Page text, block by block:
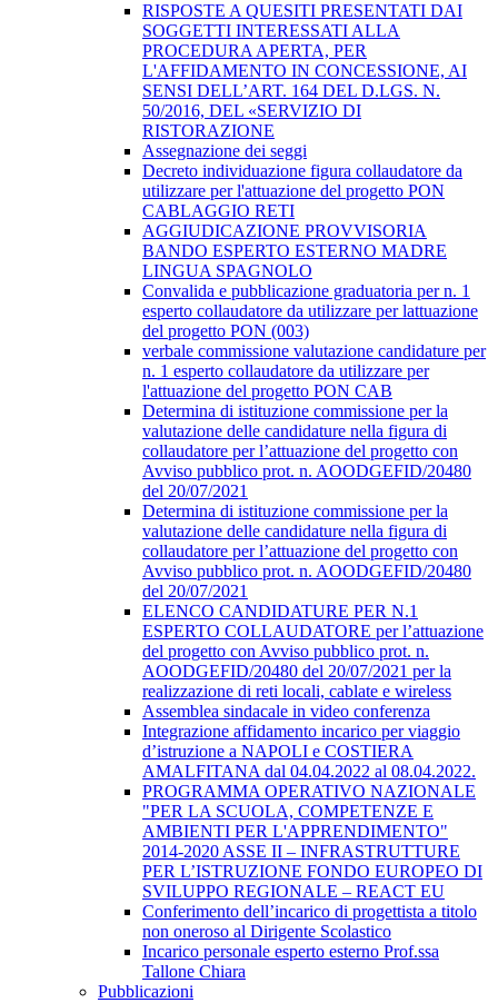
RISPOSTE A QUESITI PRESENTATI DAI
SOGGETTI INTERESSATI ALLA
PROCEDURA APERTA, PER
L'AFFIDAMENTO IN CONCESSIONE, AI
SENSI DELL’ART. 164 DEL D.LGS. N.
50/2016, DEL «SERVIZIO DI
RISTORAZIONE
Assegnazione dei seggi
Decreto individuazione figura collaudatore da
utilizzare per l'attuazione del progetto PON
CABLAGGIO RETI
AGGIUDICAZIONE PROVVISORIA
BANDO ESPERTO ESTERNO MADRE
LINGUA SPAGNOLO
Convalida e pubblicazione graduatoria per n. 1
esperto collaudatore da utilizzare per lattuazione
del progetto PON (003)
verbale commissione valutazione candidature per
n. 1 esperto collaudatore da utilizzare per
l'attuazione del progetto PON CAB
Determina di istituzione commissione per la
valutazione delle candidature nella figura di
collaudatore per l’attuazione del progetto con
Avviso pubblico prot. n. AOODGEFID/20480
del 20/07/2021
Determina di istituzione commissione per la
valutazione delle candidature nella figura di
collaudatore per l’attuazione del progetto con
Avviso pubblico prot. n. AOODGEFID/20480
del 20/07/2021
ELENCO CANDIDATURE PER N.1
ESPERTO COLLAUDATORE per l’attuazione
del progetto con Avviso pubblico prot. n.
AOODGEFID/20480 del 20/07/2021 per la
realizzazione di reti locali, cablate e wireless
Assemblea sindacale in video conferenza
Integrazione affidamento incarico per viaggio
d’istruzione a NAPOLI e COSTIERA
AMALFITANA dal 04.04.2022 al 08.04.2022.
PROGRAMMA OPERATIVO NAZIONALE
"PER LA SCUOLA, COMPETENZE E
AMBIENTI PER L'APPRENDIMENTO"
2014-2020 ASSE II – INFRASTRUTTURE
PER L’ISTRUZIONE FONDO EUROPEO DI
SVILUPPO REGIONALE – REACT EU
Conferimento dell’incarico di progettista a titolo
non oneroso al Dirigente Scolastico
Incarico personale esperto esterno Prof.ssa
Tallone Chiara
Pubblicazioni